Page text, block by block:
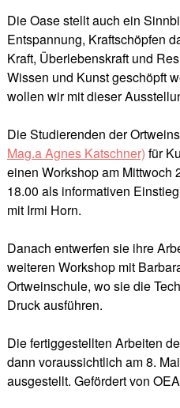
Die Oase stellt auch ein
Entspannung, Kraftschöpfen
Kraft, Überlebenskraft und
Wissen und Kunst geschöpft
wollen wir mit dieser
Die Studierenden der
Mag.a Agnes Katschner) für
einen Workshop am Mittwoch
18.00 als informativen
mit Irmi Horn.
Danach entwerfen sie ihre
weiteren Workshop mit
Ortweinschule, wo sie die
Druck ausführen.
Die fertiggestellten Arbeiten
dann voraussichtlich am 8.
ausgestellt. Gefördert von